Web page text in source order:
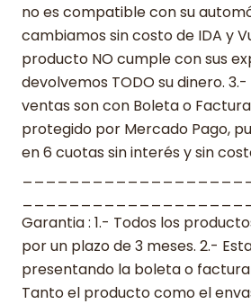
no es compatible con su
cambiamos sin costo de IDA y
producto NO cumple con sus
devolvemos TODO su dinero.
ventas son con Boleta o
protegido por Mercado Pago,
en 6 cuotas sin interés y sin
Garantia : 1.- Todos los
por un plazo de 3 meses. 2.-
presentando la boleta o
Tanto el producto como el